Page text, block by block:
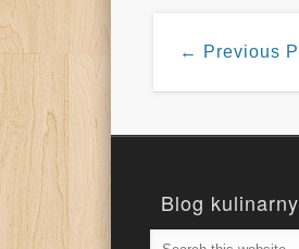
← Previous
Blog